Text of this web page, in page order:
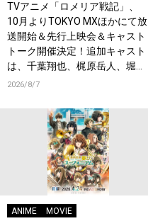
TVアニメ「ロメリア戦記」、
10月よりTOKYO MXほかにて放
送開始＆先行上映会＆キャスト
トーク開催決定！追加キャスト
は、千葉翔也、梶原岳人、堀江
瞬、綿貫竜之介！PV第1弾公
2026/8/7
ANIME MOVIE